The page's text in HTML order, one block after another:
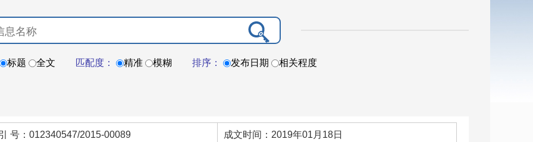
标题 全文 匹配度： 精准 模糊 排序： 发布日期 相关程度
号：012340547/2015-00089 成文时间：2019年01月18日